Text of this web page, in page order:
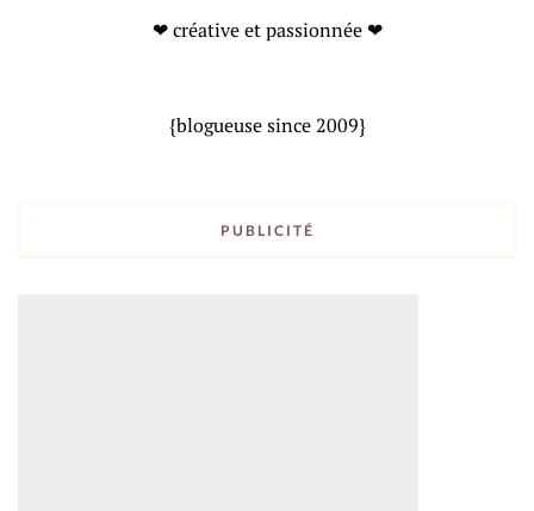
❤ créative et passionnée ❤
{blogueuse since 2009}
PUBLICITÉ